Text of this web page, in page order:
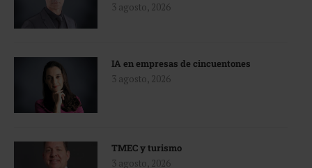
3 agosto, 2026
IA en empresas de cincuentones
3 agosto, 2026
TMEC y turismo
3 agosto, 2026